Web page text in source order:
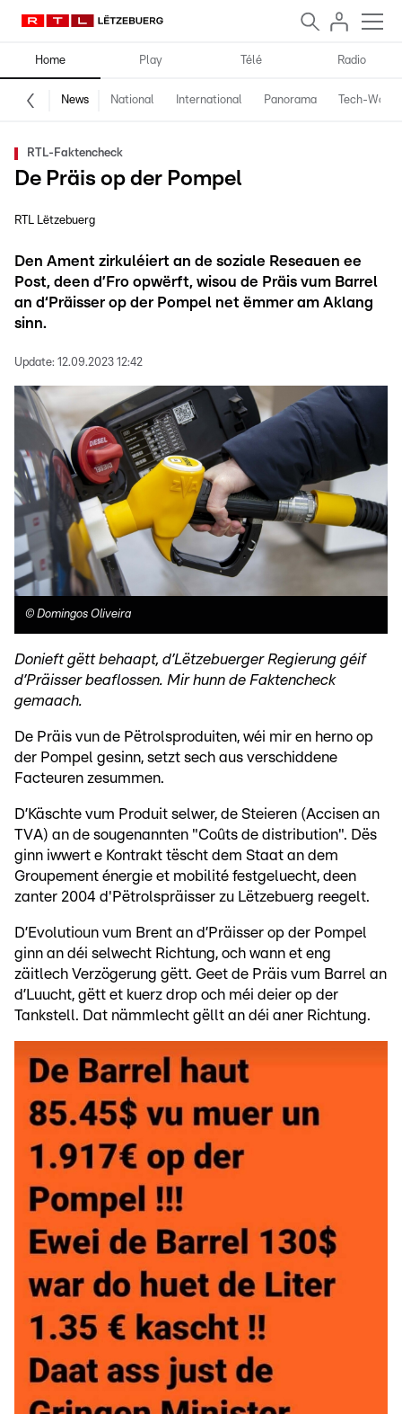
Home Play Télé Radio
News National International Panorama Tech-World
RTL-Faktencheck
De Präis op der Pompel
RTL Lëtzebuerg
Den Ament zirkuléiert an de soziale Reseauen ee
Post, deen d’Fro opwërft, wisou de Präis vum Barrel
an d‘Präisser op der Pompel net ëmmer am Aklang
sinn.
Update: 12.09.2023 12:42
© Domingos Oliveira
Donieft gëtt behaapt, d’Lëtzebuerger Regierung géif
d’Präisser beaflossen. Mir hunn de Faktencheck
gemaach.
De Präis vun de Pëtrolsproduiten, wéi mir en herno op
der Pompel gesinn, setzt sech aus verschiddene
Facteuren zesummen.
D’Käschte vum Produit selwer, de Steieren (Accisen an
TVA) an de sougenannten "Coûts de distribution". Dës
ginn iwwert e Kontrakt tëscht dem Staat an dem
Groupement énergie et mobilité festgeluecht, deen
zanter 2004 d'Pëtrolspräisser zu Lëtzebuerg reegelt.
D’Evolutioun vum Brent an d’Präisser op der Pompel
ginn an déi selwecht Richtung, och wann et eng
zäitlech Verzögerung gëtt. Geet de Präis vum Barrel an
d’Luucht, gëtt et kuerz drop och méi deier op der
Tankstell. Dat nämmlecht gëllt an déi aner Richtung.